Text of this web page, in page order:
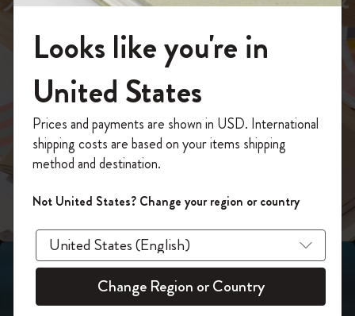
Sunglasses（リフレー
ム サングラス）
スライド表示2
スライド表示3
スライド表示4
モレスキンの世界へようこそ
「WELCOME10」を入力すると、初回注
文が10%オフ＋送料無料になります。セ
ール・アウトレット品は適用外。
Moleskineアカウントを作成して限定オフ
ァーや会員特典、さらに多くのインスピ
レーションを手に入れましょう。
今すぐ会員登録 !
Looks like you're in
United States
Prices and payments are shown in USD. International
shipping costs are based on your items shipping
method and destination.
Not United States? Change your region or country
Change Region or Country